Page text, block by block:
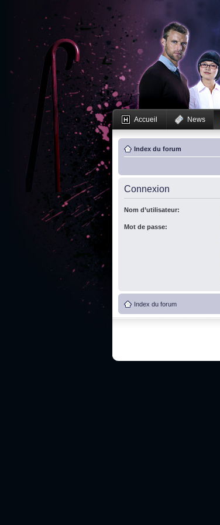
Accueil News
Index du forum
Connexion
Nom d’utilisateur:
Mot de passe:
Index du forum